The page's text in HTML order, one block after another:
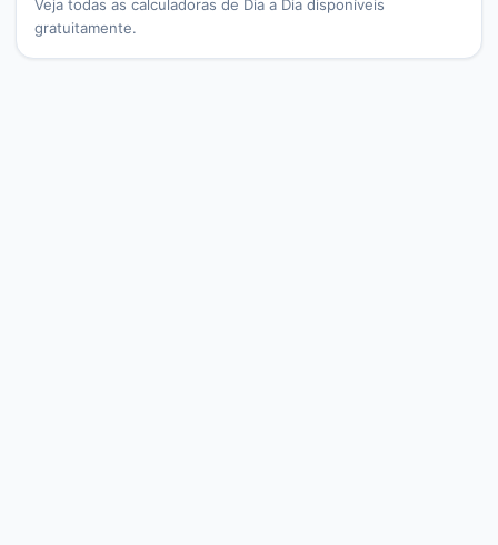
Veja todas as calculadoras de Dia a Dia disponíveis
gratuitamente.